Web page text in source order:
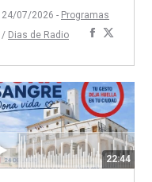
24/07/2026 - Programas
/ Dias de Radio
Compartir
22:44